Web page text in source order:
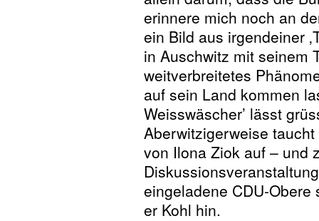
erinnere mich noch an
ein Bild aus irgendeiner
in Auschwitz mit seinem
weitverbreitetes
auf sein Land kommen
Weisswäscher’ lässt
Aberwitzigerweise
von Ilona Ziok auf – und
eingeladene CDU-
er Kohl hin.